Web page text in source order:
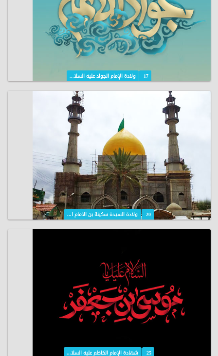
17 ولادة الإمام الجواد عليه السلا...
20 ولادة السيدة سكينة بن الامام ا...
25 شهادة الإمام الكاظم عليه السلا...